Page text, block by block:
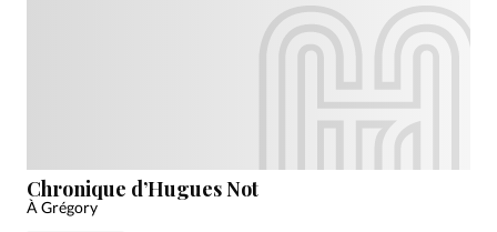
Chronique d’Hugues Not
À Grégory